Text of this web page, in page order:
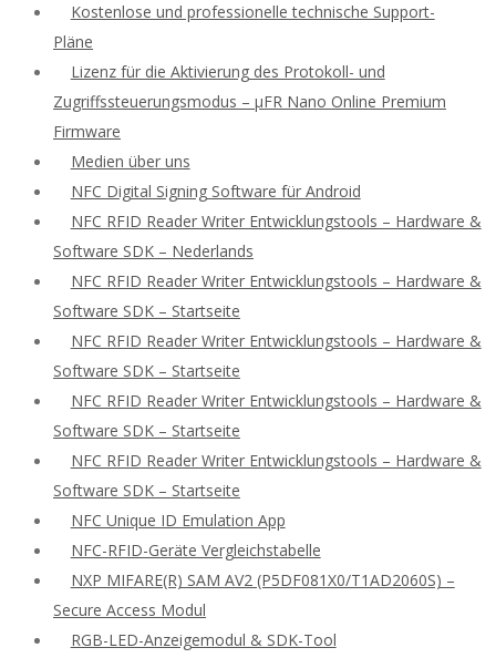
Kostenlose und professionelle technische Support-
Pläne
Lizenz für die Aktivierung des Protokoll- und
Zugriffssteuerungsmodus – μFR Nano Online Premium
Firmware
Medien über uns
NFC Digital Signing Software für Android
NFC RFID Reader Writer Entwicklungstools – Hardware &
Software SDK – Nederlands
NFC RFID Reader Writer Entwicklungstools – Hardware &
Software SDK – Startseite
NFC RFID Reader Writer Entwicklungstools – Hardware &
Software SDK – Startseite
NFC RFID Reader Writer Entwicklungstools – Hardware &
Software SDK – Startseite
NFC RFID Reader Writer Entwicklungstools – Hardware &
Software SDK – Startseite
NFC Unique ID Emulation App
NFC-RFID-Geräte Vergleichstabelle
NXP MIFARE(R) SAM AV2 (P5DF081X0/T1AD2060S) –
Secure Access Modul
RGB-LED-Anzeigemodul & SDK-Tool